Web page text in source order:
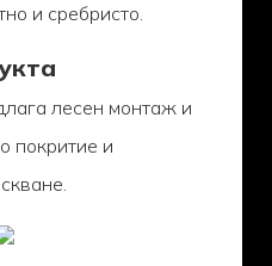
и сребристо.
лесен монтаж и
покритие и